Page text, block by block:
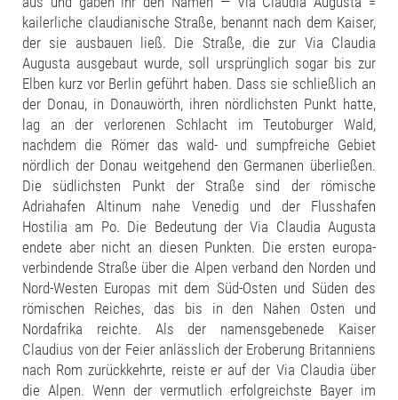
kailerliche claudianische Straße, benannt nach dem Kaiser,
der sie ausbauen ließ. Die Straße, die zur Via Claudia
Augusta ausgebaut wurde, soll ursprünglich sogar bis zur
Elben kurz vor Berlin geführt haben. Dass sie schließlich an
der Donau, in Donauwörth, ihren nördlichsten Punkt hatte,
lag an der verlorenen Schlacht im Teutoburger Wald,
nachdem die Römer das wald- und sumpfreiche Gebiet
nördlich der Donau weitgehend den Germanen überließen.
Die südlichsten Punkt der Straße sind der römische
Adriahafen Altinum nahe Venedig und der Flusshafen
Hostilia am Po. Die Bedeutung der Via Claudia Augusta
endete aber nicht an diesen Punkten. Die ersten europa-
verbindende Straße über die Alpen verband den Norden und
Nord-Westen Europas mit dem Süd-Osten und Süden des
römischen Reiches, das bis in den Nahen Osten und
Nordafrika reichte. Als der namensgebenede Kaiser
Claudius von der Feier anlässlich der Eroberung Britanniens
nach Rom zurückkehrte, reiste er auf der Via Claudia über
die Alpen. Wenn der vermutlich erfolgreichste Bayer im